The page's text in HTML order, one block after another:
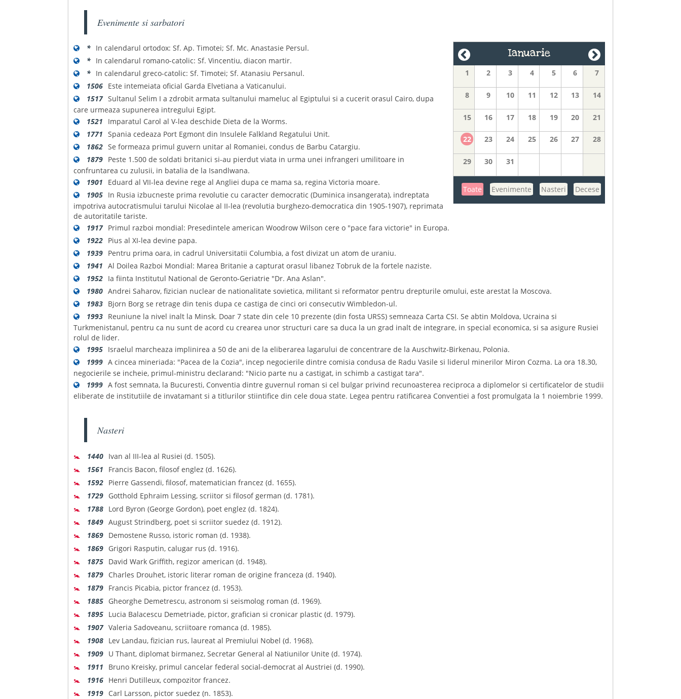
Ianuarie
1 2 3 4 5 6 7
8 9 10 11 12 13 14
15 16 17 18 19 20 21
22 23 24 25 26 27 28
29 30 31
Toate Evenimente Nasteri Decese
Evenimente si sarbatori
* In calendarul ortodox: Sf. Ap. Timotei; Sf. Mc. Anastasie Persul.
* In calendarul romano-catolic: Sf. Vincentiu, diacon martir.
* In calendarul greco-catolic: Sf. Timotei; Sf. Atanasiu Persanul.
1506 Este intemeiata oficial Garda Elvetiana a Vaticanului.
1517 Sultanul Selim I a zdrobit armata sultanului mameluc al Egiptului si a cucerit orasul Cairo, dupa
care urmeaza supunerea intregului Egipt.
1521
Imparatul Carol al V-lea deschide Dieta de la Worms.
1771 Spania cedeaza Port Egmont din Insulele Falkland Regatului Unit.
1862 Se formeaza primul guvern unitar al Romaniei, condus de Barbu Catargiu.
1879 Peste 1.500 de soldati britanici si-au pierdut viata in urma unei infrangeri umilitoare in
confruntarea cu zulusii, in batalia de la Isandlwana.
1901
Eduard al VII-lea devine rege al Angliei dupa ce mama sa, regina Victoria moare.
1905 In Rusia izbucneste prima revolutie cu caracter democratic (Duminica insangerata), indreptata
impotriva autocratismului tarului Nicolae al II-lea (revolutia burghezo-democratica din 1905-1907), reprimata
de autoritatile tariste.
1917 Primul razboi mondial: Presedintele american Woodrow Wilson cere o "pace fara victorie" in Europa.
1922 Pius al XI-lea devine papa.
1939 Pentru prima oara, in cadrul Universitatii Columbia, a fost divizat un atom de uraniu.
1941 Al Doilea Razboi Mondial: Marea Britanie a capturat orasul libanez Tobruk de la fortele naziste.
1952 Ia fiinta Institutul National de Geronto-Geriatrie "Dr. Ana Aslan".
1980 Andrei Saharov, fizician nuclear de nationalitate sovietica, militant si reformator pentru drepturile omului, este arestat la Moscova.
1983 Bjorn Borg se retrage din tenis dupa ce castiga de cinci ori consecutiv Wimbledon-ul.
1993 Reuniune la nivel inalt la Minsk. Doar 7 state din cele 10 prezente (din fosta URSS) semneaza Carta CSI. Se abtin Moldova, Ucraina si
Turkmenistanul, pentru ca nu sunt de acord cu crearea unor structuri care sa duca la un grad inalt de integrare, in special economica, si sa asigure Rusiei
rolul de lider.
1995 Israelul marcheaza implinirea a 50 de ani de la eliberarea lagarului de concentrare de la Auschwitz-Birkenau, Polonia.
1999 A cincea mineriada: "Pacea de la Cozia", incep negocierile dintre comisia condusa de Radu Vasile si liderul minerilor Miron Cozma. La ora 18.30,
negocierile se incheie, primul-ministru declarand: "Nicio parte nu a castigat, in schimb a castigat tara".
1999 A fost semnata, la Bucuresti, Conventia dintre guvernul roman si cel bulgar privind recunoasterea reciproca a diplomelor si certificatelor de studii
eliberate de institutiile de invatamant si a titlurilor stiintifice din cele doua state. Legea pentru ratificarea Conventiei a fost promulgata la 1 noiembrie 1999.
Nasteri
🚼 1440 Ivan al III-lea al Rusiei (d. 1505).
🚼 1561 Francis Bacon, filosof englez (d. 1626).
🚼 1592 Pierre Gassendi, filosof, matematician francez (d. 1655).
🚼 1729 Gotthold Ephraim Lessing, scriitor si filosof german (d. 1781).
🚼 1788 Lord Byron (George Gordon), poet englez (d. 1824).
🚼 1849 August Strindberg, poet si scriitor suedez (d. 1912).
🚼 1869 Demostene Russo, istoric roman (d. 1938).
🚼 1869 Grigori Rasputin, calugar rus (d. 1916).
🚼 1875 David Wark Griffith, regizor american (d. 1948).
🚼 1879 Charles Drouhet, istoric literar roman de origine franceza (d. 1940).
🚼 1879 Francis Picabia, pictor francez (d. 1953).
🚼 1885 Gheorghe Demetrescu, astronom si seismolog roman (d. 1969).
🚼 1895 Lucia Balacescu Demetriade, pictor, grafician si cronicar plastic (d. 1979).
🚼 1907 Valeria Sadoveanu, scriitoare romanca (d. 1985).
🚼 1908 Lev Landau, fizician rus, laureat al Premiului Nobel (d. 1968).
🚼 1909 U Thant, diplomat birmanez, Secretar General al Natiunilor Unite (d. 1974).
🚼 1911 Bruno Kreisky, primul cancelar federal social-democrat al Austriei (d. 1990).
🚼 1916 Henri Dutilleux, compozitor francez.
🚼 1919 Carl Larsson, pictor suedez (n. 1853).